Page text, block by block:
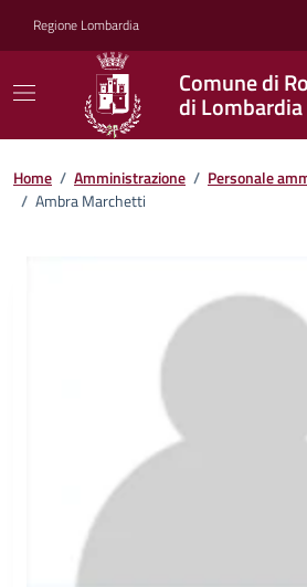
Regione Lombardia
Comune di
di Lombardia
Home / Amministrazione / Personale
/ Ambra Marchetti